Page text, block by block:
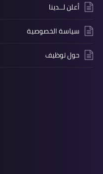
أعلن لــدينا
سياسة الخصوصية
حول توظيف